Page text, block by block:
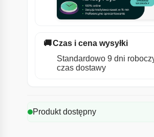
🚚Czas i cena wysyłki
Standardowo 9 dni
czas dostawy
Produkt dostępny